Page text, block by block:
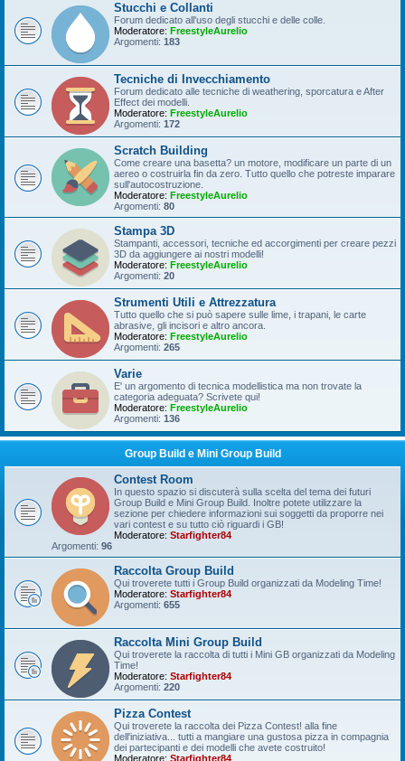
Stucchi e Collanti
Forum dedicato all'uso degli stucchi e delle colle.
Moderatore: FreestyleAurelio
Argomenti: 183
Tecniche di Invecchiamento
Forum dedicato alle tecniche di weathering, sporcatura e After
Effect dei modelli.
Moderatore: FreestyleAurelio
Argomenti: 172
Scratch Building
Come creare una basetta? un motore, modificare un parte di un
aereo o costruirla fin da zero. Tutto quello che potreste imparare
sull'autocostruzione.
Moderatore: FreestyleAurelio
Argomenti: 80
Stampa 3D
Stampanti, accessori, tecniche ed accorgimenti per creare pezzi
3D da aggiungere ai nostri modelli!
Moderatore: FreestyleAurelio
Argomenti: 20
Strumenti Utili e Attrezzatura
Tutto quello che si può sapere sulle lime, i trapani, le carte
abrasive, gli incisori e altro ancora.
Moderatore: FreestyleAurelio
Argomenti: 265
Varie
E' un argomento di tecnica modellistica ma non trovate la
categoria adeguata? Scrivete qui!
Moderatore: FreestyleAurelio
Argomenti: 136
Group Build e Mini Group Build
Contest Room
In questo spazio si discuterà sulla scelta del tema dei futuri
Group Build e Mini Group Build. Inoltre potete utilizzare la
sezione per chiedere informazioni sui soggetti da proporre nei
vari contest e su tutto ciò riguardi i GB!
Moderatore: Starfighter84
Argomenti: 96
Raccolta Group Build
Qui troverete tutti i Group Build organizzati da Modeling Time!
Moderatore: Starfighter84
Argomenti: 655
Raccolta Mini Group Build
Qui troverete la raccolta di tutti i Mini GB organizzati da Modeling
Time!
Moderatore: Starfighter84
Argomenti: 220
Pizza Contest
Qui troverete la raccolta dei Pizza Contest! alla fine
dell'iniziativa... tutti a mangiare una gustosa pizza in compagnia
dei partecipanti e dei modelli che avete costruito!
Moderatore: Starfighter84